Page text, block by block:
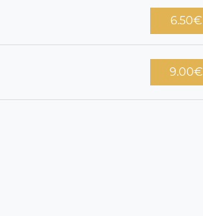
6.50€
9.00€